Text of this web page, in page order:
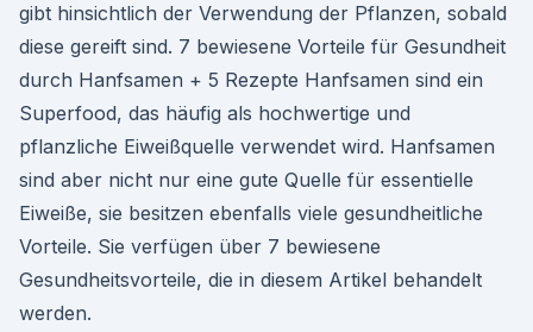
gibt hinsichtlich der Verwendung der Pflanzen, sobald
diese gereift sind. 7 bewiesene Vorteile für Gesundheit
durch Hanfsamen + 5 Rezepte Hanfsamen sind ein
Superfood, das häufig als hochwertige und
pflanzliche Eiweißquelle verwendet wird. Hanfsamen
sind aber nicht nur eine gute Quelle für essentielle
Eiweiße, sie besitzen ebenfalls viele gesundheitliche
Vorteile. Sie verfügen über 7 bewiesene
Gesundheitsvorteile, die in diesem Artikel behandelt
werden.